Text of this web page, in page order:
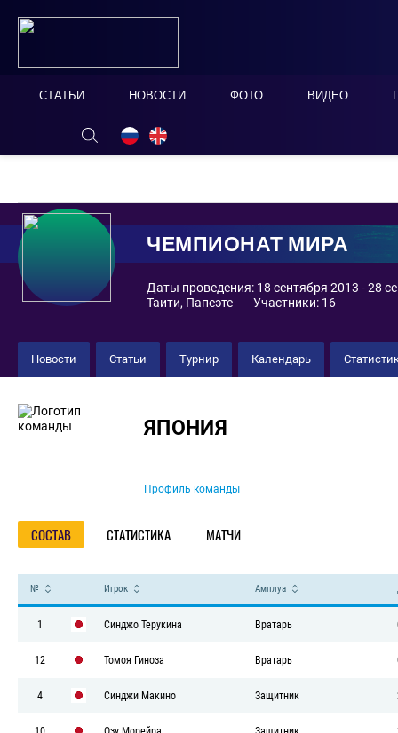
СТАТЬИ НОВОСТИ ФОТО ВИДЕО
ОНЛАЙН ТАБЛО СКРЫТЬ
ЧЕМПИОНАТ МИРА
Даты проведения: 18 сентября 2013 - 28
Таити, Папеэте
Участники: 16
Новости Статьи Турнир Календарь
Команда
ЯПОНИЯ
Профиль команды
СОСТАВ СТАТИСТИКА МАТЧИ
№ Игрок Амплуа
1 Синджо Терукина Вратарь
12 Томоя Гиноза Вратарь
4 Синджи Макино Защитник